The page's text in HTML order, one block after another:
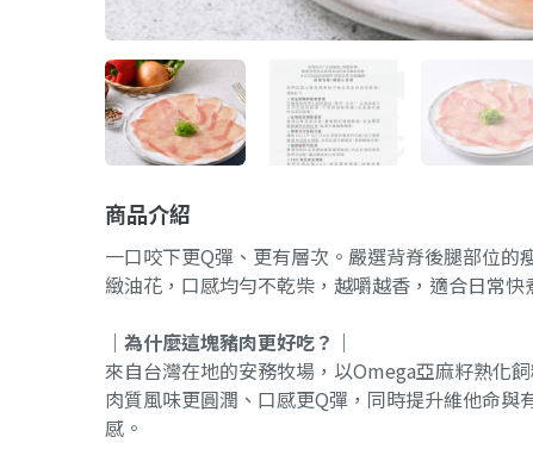
商品介紹
一口咬下更Q彈、更有層次。嚴選背脊後腿部位
緻油花，口感均勻不乾柴，越嚼越香，適合日常快
｜為什麼這塊豬肉更好吃？｜
來自台灣在地的安務牧場，以Omega亞麻籽熟化
肉質風味更圓潤、口感更Q彈，同時提升維他命
感。